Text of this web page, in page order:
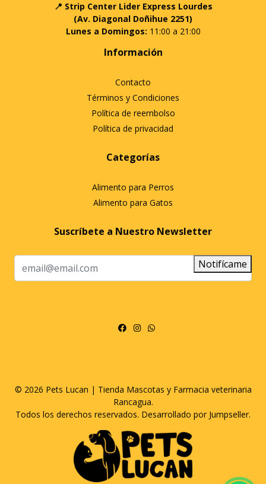
📍 Strip Center Lider Express Lourdes
(Av. Diagonal Doñihue 2251)
Lunes a Domingos: 11:00 a 21:00
Información
Contacto
Términos y Condiciones
Política de reembolso
Política de privacidad
Categorías
Alimento para Perros
Alimento para Gatos
Suscríbete a Nuestro Newsletter
Notifícame
© 2026 Pets Lucan | Tienda Mascotas y Farmacia veterinaria
Rancagua.
Todos los derechos reservados. Desarrollado por Jumpseller.